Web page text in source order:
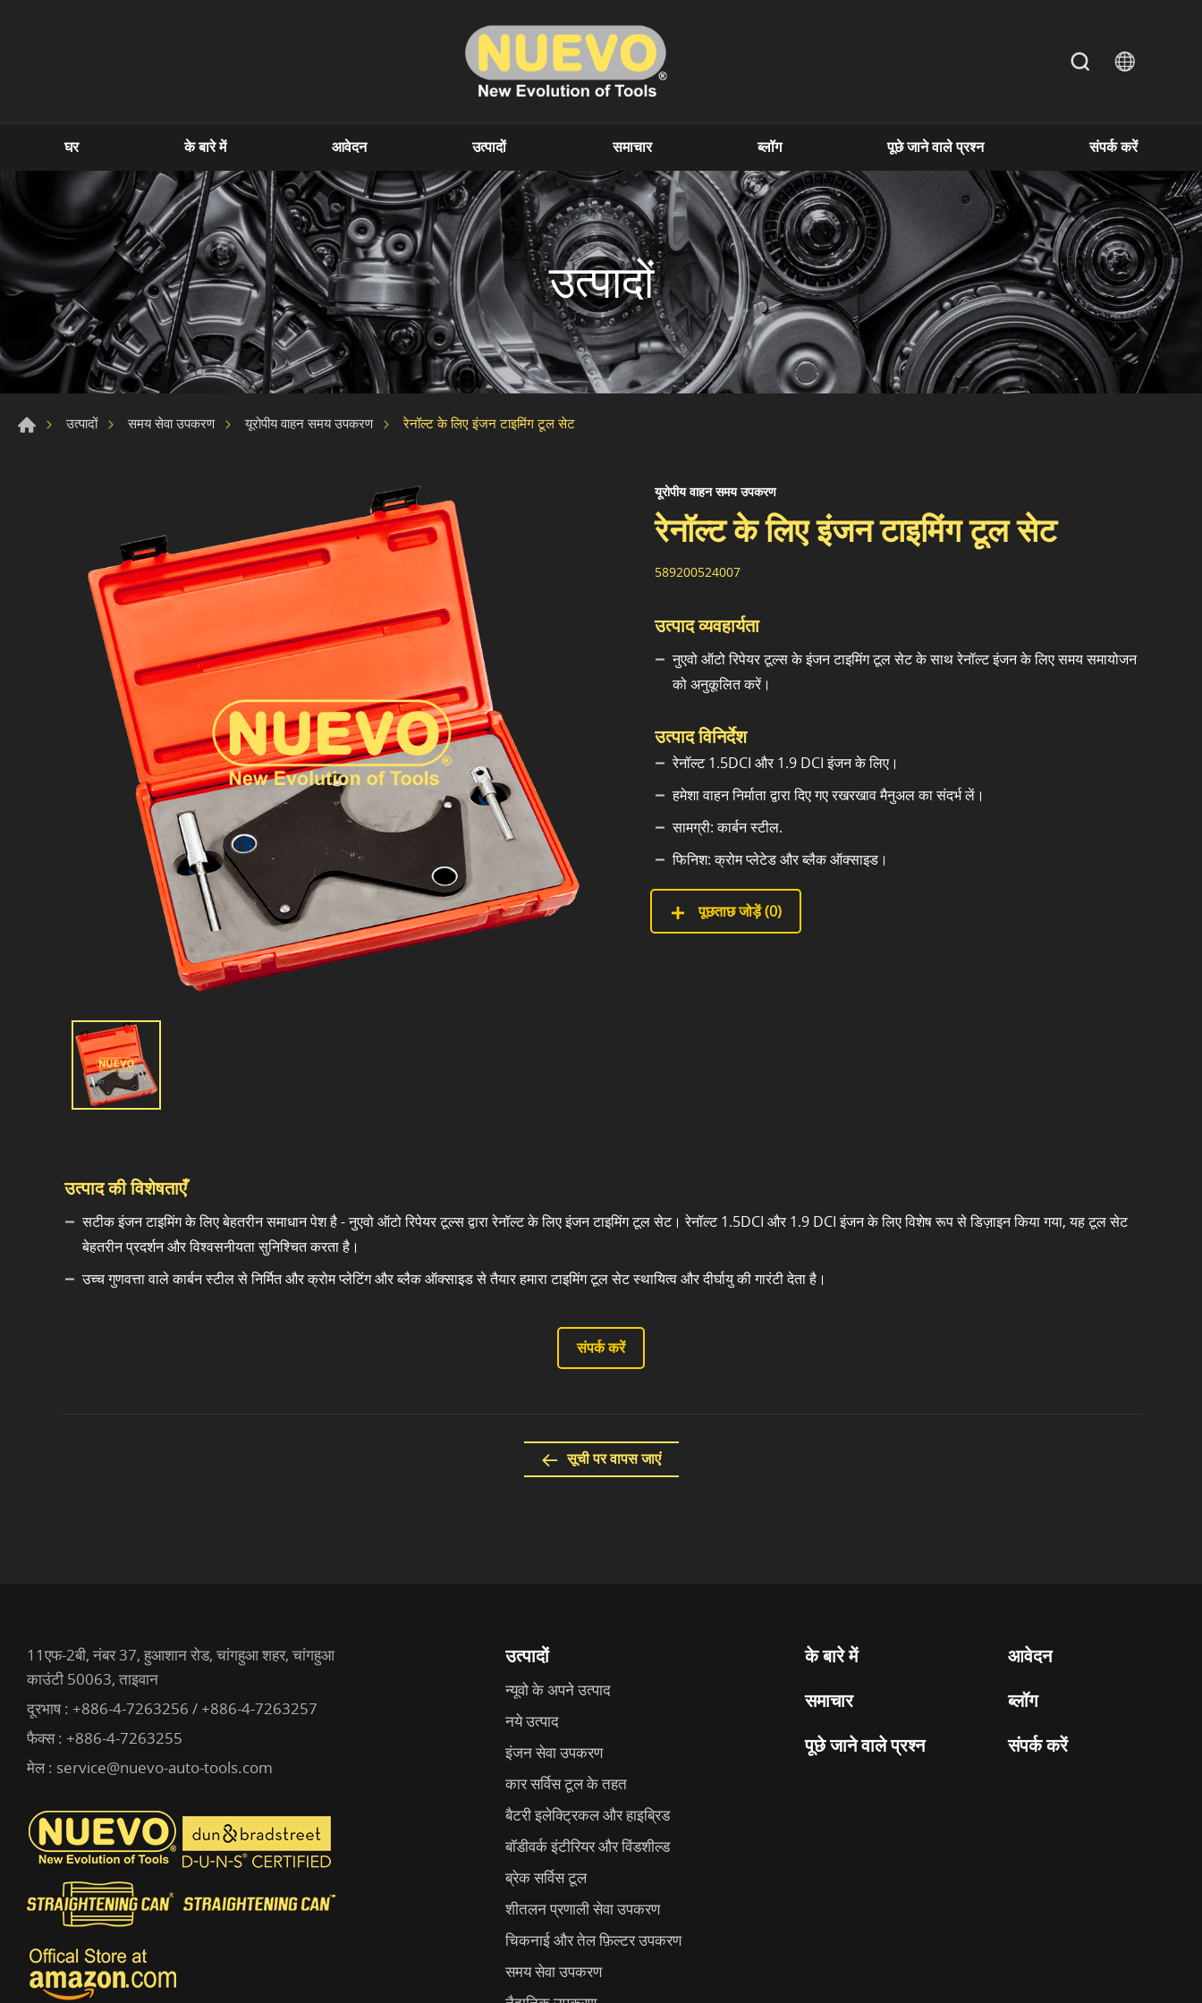
घर के बारे में आवेदन उत्पादों समाचार ब्लॉग पूछे जाने वाले प्रश्न संपर्क करें
उत्पादों
उत्पादों समय सेवा उपकरण यूरोपीय वाहन समय उपकरण रेनॉल्ट के लिए इंजन टाइमिंग टूल सेट
यूरोपीय वाहन समय उपकरण
रेनॉल्ट के लिए इंजन टाइमिंग टूल सेट
589200524007
उत्पाद व्यवहार्यता
नुएवो ऑटो रिपेयर टूल्स के इंजन टाइमिंग टूल सेट के साथ रेनॉल्ट इंजन के लिए समय समायोजन
को अनुकूलित करें।
उत्पाद विनिर्देश
रेनॉल्ट 1.5DCI और 1.9 DCI इंजन के लिए।
हमेशा वाहन निर्माता द्वारा दिए गए रखरखाव मैनुअल का संदर्भ लें।
सामग्री: कार्बन स्टील.
फिनिश: क्रोम प्लेटेड और ब्लैक ऑक्साइड।
पूछताछ जोड़ें (0)
उत्पाद की विशेषताएँ
सटीक इंजन टाइमिंग के लिए बेहतरीन समाधान पेश है - नुएवो ऑटो रिपेयर टूल्स द्वारा रेनॉल्ट के लिए इंजन टाइमिंग टूल सेट। रेनॉल्ट 1.5DCI और 1.9 DCI इंजन के लिए विशेष रूप से डिज़ाइन किया गया, यह टूल सेट
बेहतरीन प्रदर्शन और विश्वसनीयता सुनिश्चित करता है।
उच्च गुणवत्ता वाले कार्बन स्टील से निर्मित और क्रोम प्लेटिंग और ब्लैक ऑक्साइड से तैयार हमारा टाइमिंग टूल सेट स्थायित्व और दीर्घायु की गारंटी देता है।
संपर्क करें
सूची पर वापस जाएं
उत्पादों
न्यूवो के अपने उत्पाद
नये उत्पाद
इंजन सेवा उपकरण
कार सर्विस टूल के तहत
बैटरी इलेक्ट्रिकल और हाइब्रिड
बॉडीवर्क इंटीरियर और विंडशील्ड
ब्रेक सर्विस टूल
शीतलन प्रणाली सेवा उपकरण
चिकनाई और तेल फ़िल्टर उपकरण
समय सेवा उपकरण
के बारे में
आवेदन
समाचार
ब्लॉग
पूछे जाने वाले प्रश्न
संपर्क करें
11एफ-2बी, नंबर 37, हुआशान रोड, चांगहुआ शहर, चांगहुआ
काउंटी 50063, ताइवान
दूरभाष : +886-4-7263256 / +886-4-7263257
फैक्स : +886-4-7263255
मेल : service@nuevo-auto-tools.com